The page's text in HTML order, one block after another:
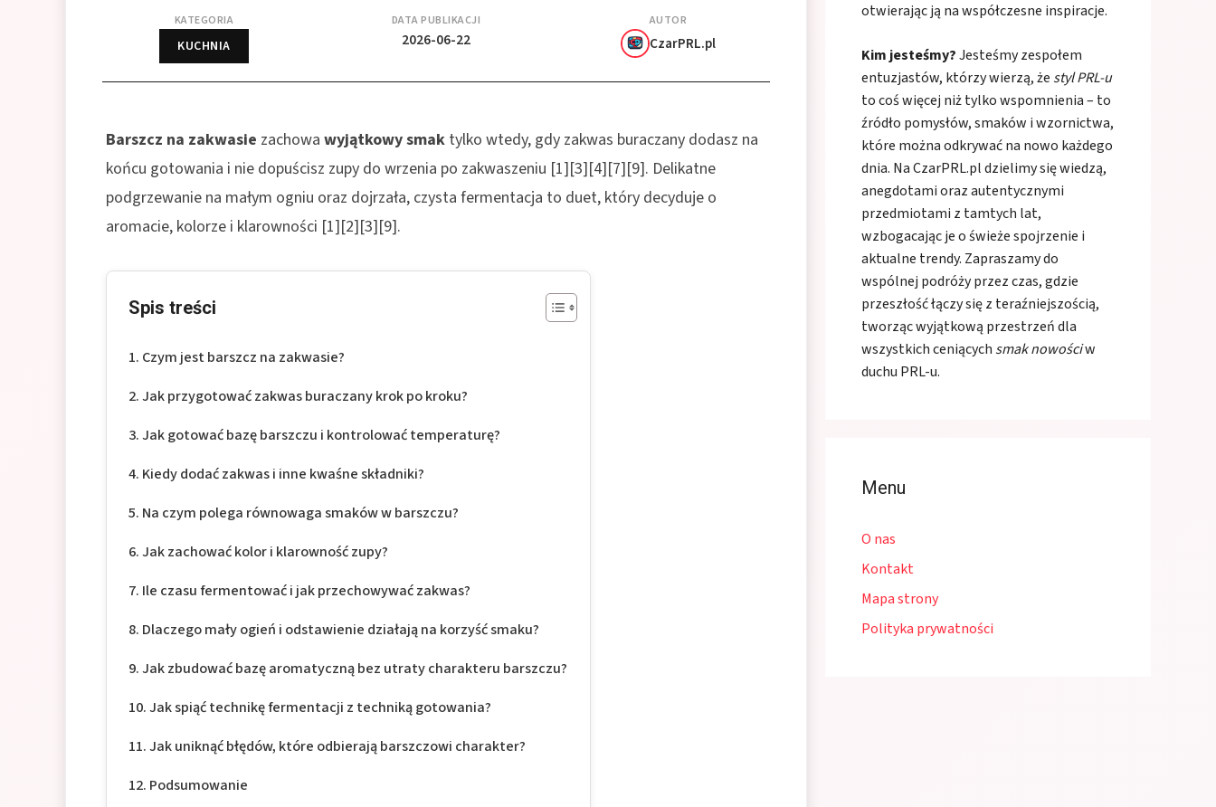
KATEGORIA
KUCHNIA
DATA PUBLIKACJI
2026-06-22
AUTOR
CzarPRL.pl
Barszcz na zakwasie zachowa wyjątkowy smak tylko wtedy, gdy zakwas buraczany dodasz na
końcu gotowania i nie dopuścisz zupy do wrzenia po zakwaszeniu [1][3][4][7][9]. Delikatne
podgrzewanie na małym ogniu oraz dojrzała, czysta fermentacja to duet, który decyduje o
aromacie, kolorze i klarowności [1][2][3][9].
Spis treści
Czym jest barszcz na zakwasie?
Jak przygotować zakwas buraczany krok po kroku?
Jak gotować bazę barszczu i kontrolować temperaturę?
Kiedy dodać zakwas i inne kwaśne składniki?
Na czym polega równowaga smaków w barszczu?
Jak zachować kolor i klarowność zupy?
Ile czasu fermentować i jak przechowywać zakwas?
Dlaczego mały ogień i odstawienie działają na korzyść smaku?
Jak zbudować bazę aromatyczną bez utraty charakteru barszczu?
Jak spiąć technikę fermentacji z techniką gotowania?
Jak uniknąć błędów, które odbierają barszczowi charakter?
Podsumowanie
otwierając ją na współczesne inspiracje.
Kim jesteśmy?Jesteśmy zespołem
entuzjastów, którzy wierzą, że styl PRL-u
to coś więcej niż tylko wspomnienia – to
źródło pomysłów, smaków i wzornictwa,
które można odkrywać na nowo każdego
dnia. Na CzarPRL.pl dzielimy się wiedzą,
anegdotami oraz autentycznymi
przedmiotami z tamtych lat,
wzbogacając je o świeże spojrzenie i
aktualne trendy. Zapraszamy do
wspólnej podróży przez czas, gdzie
przeszłość łączy się z teraźniejszością,
tworząc wyjątkową przestrzeń dla
wszystkich ceniących smak nowościw
duchu PRL-u.
Menu
O nas
Kontakt
Mapa strony
Polityka prywatności